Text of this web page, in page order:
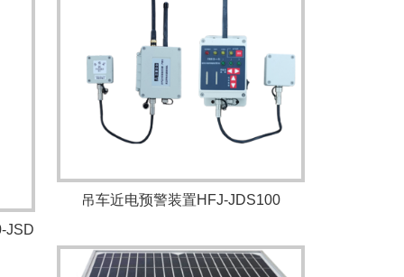
JSD
吊车近电预警装置HFJ-JDS100